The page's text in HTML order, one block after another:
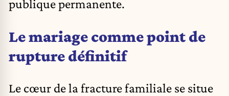
publique permanente.
Le mariage comme point de
rupture définitif
Le cœur de la fracture familiale se situe